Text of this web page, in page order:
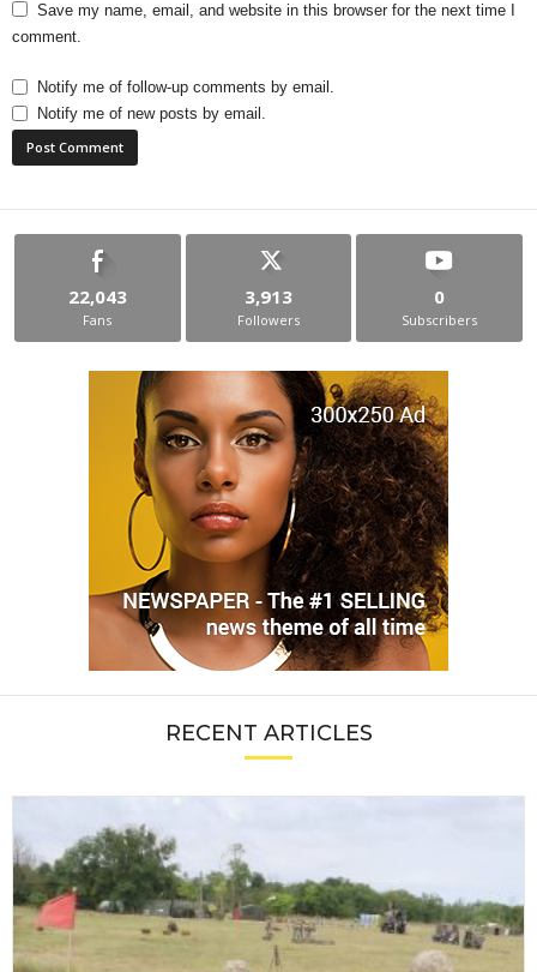
Save my name, email, and website in this browser for the next time I
comment.
Notify me of follow-up comments by email.
Notify me of new posts by email.
22,043
Fans
3,913
Followers
0
Subscribers
RECENT ARTICLES